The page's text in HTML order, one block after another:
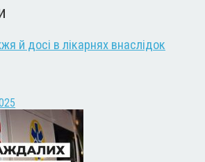
й досі в лікарнях внаслідок